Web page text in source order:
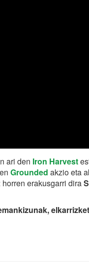
ari den Iron Harvest
Grounded akzio eta
erakusgarri dira